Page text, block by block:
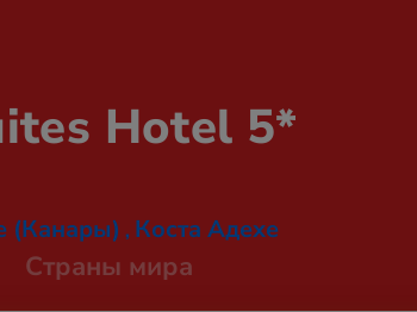
Hotel 5*
(Канары) , Коста Адехе
Страны мира